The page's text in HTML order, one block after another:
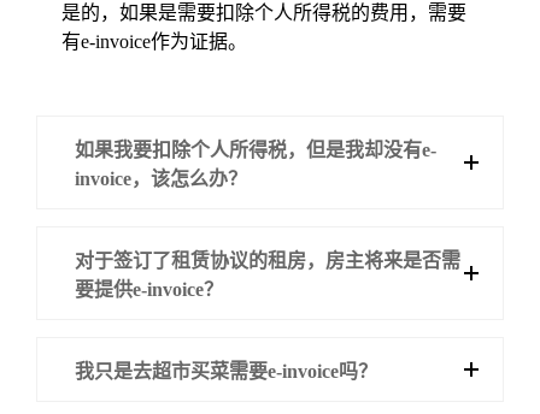
是的，如果是需要扣除个人所得税的费用，需要
有e-invoice作为证据。
如果我要扣除个人所得税，但是我却没有e-
invoice，该怎么办？
对于签订了租赁协议的租房，房主将来是否需
要提供e-invoice？
我只是去超市买菜需要e-invoice吗？